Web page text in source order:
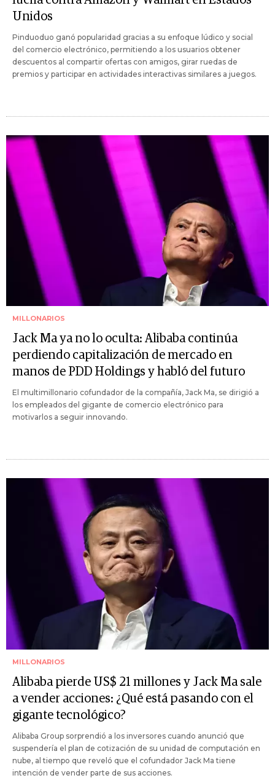
Unidos
Pinduoduo ganó popularidad gracias a su enfoque lúdico y social
del comercio electrónico, permitiendo a los usuarios obtener
descuentos al compartir ofertas con amigos, girar ruedas de
premios y participar en actividades interactivas similares a juegos.
MILLONARIOS
Jack Ma ya no lo oculta: Alibaba continúa
perdiendo capitalización de mercado en
manos de PDD Holdings y habló del futuro
El multimillonario cofundador de la compañía, Jack Ma, se dirigió a
los empleados del gigante de comercio electrónico para
motivarlos a seguir innovando.
MILLONARIOS
Alibaba pierde US$ 21 millones y Jack Ma sale
a vender acciones: ¿Qué está pasando con el
gigante tecnológico?
Alibaba Group sorprendió a los inversores cuando anunció que
suspendería el plan de cotización de su unidad de computación en
nube, al tiempo que reveló que el cofundador Jack Ma tiene
intención de vender parte de sus acciones.